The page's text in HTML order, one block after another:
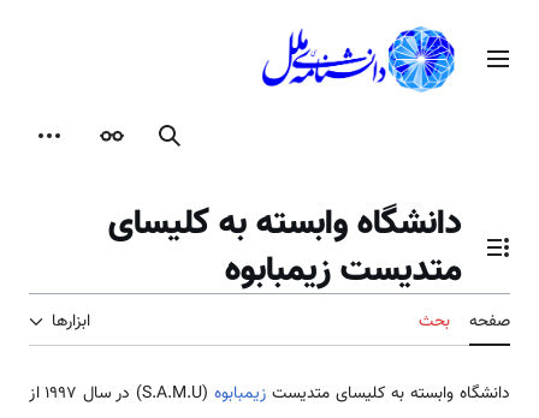
محتوامنوی اصلی
جستجوظاهر
تغییر وضعیت فهرست محتویات
دانشگاه وابسته به کلیسای
متدیست زیمبابوه
صفحه بحث ابزارها
دانشگاه وابسته به کلیسای متدیست زیمبابوه
(S.A.M.U) در سال 1997 از